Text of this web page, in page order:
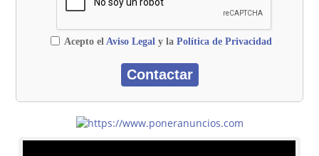
Acepto el Aviso Legaly la Política de Privacidad